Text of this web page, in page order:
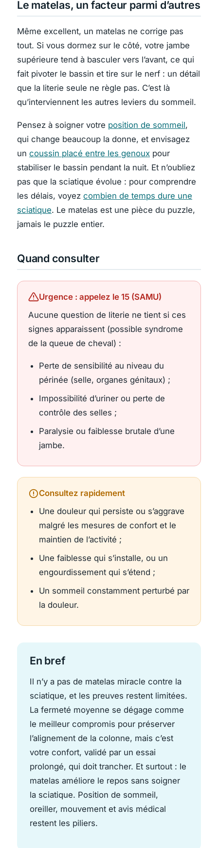
Le matelas, un facteur parmi d’autres
Même excellent, un matelas ne corrige pas
tout. Si vous dormez sur le côté, votre jambe
supérieure tend à basculer vers l’avant, ce qui
fait pivoter le bassin et tire sur le nerf : un détail
que la literie seule ne règle pas. C’est là
qu’interviennent les autres leviers du sommeil.
Pensez à soigner votre position de sommeil,
qui change beaucoup la donne, et envisagez
un coussin placé entre les genoux pour
stabiliser le bassin pendant la nuit. Et n’oubliez
pas que la sciatique évolue : pour comprendre
les délais, voyez combien de temps dure une
sciatique. Le matelas est une pièce du puzzle,
jamais le puzzle entier.
Quand consulter
Urgence : appelez le 15 (SAMU)
Aucune question de literie ne tient si ces
signes apparaissent (possible syndrome
de la queue de cheval) :
Perte de sensibilité au niveau du
périnée (selle, organes génitaux) ;
Impossibilité d’uriner ou perte de
contrôle des selles ;
Paralysie ou faiblesse brutale d’une
jambe.
Consultez rapidement
Une douleur qui persiste ou s’aggrave
malgré les mesures de confort et le
maintien de l’activité ;
Une faiblesse qui s’installe, ou un
engourdissement qui s’étend ;
Un sommeil constamment perturbé par
la douleur.
En bref
Il n’y a pas de matelas miracle contre la
sciatique, et les preuves restent limitées.
La fermeté moyenne se dégage comme
le meilleur compromis pour préserver
l’alignement de la colonne, mais c’est
votre confort, validé par un essai
prolongé, qui doit trancher. Et surtout : le
matelas améliore le repos sans soigner
la sciatique. Position de sommeil,
oreiller, mouvement et avis médical
restent les piliers.